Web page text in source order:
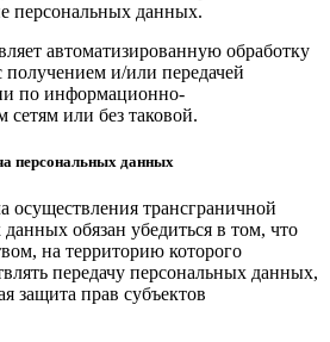
персональных данных.
автоматизированную обработку
и/или передачей
по информационно-
или без таковой.
персональных данных
осуществления трансграничной
обязан убедиться в том, что
на территорию которого
передачу персональных данных,
защита прав субъектов